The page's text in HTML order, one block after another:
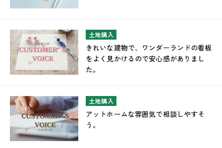
土地購入
きれいな建物で、ワンダーランドの看板
をよく見かけるので安心感がありまし
た。
土地購入
アットホームな雰囲気で相談しやすそ
う。